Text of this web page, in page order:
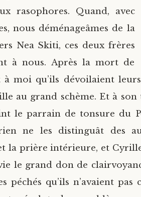
rasophores. Quand, avec
nous déménageâmes de la
Nea Skiti, ces deux frères
à nous. Après la mort de
à moi qu’ils dévoilaient
au grand schème. Et à son
le parrain de tonsure du
rien ne les distinguât des
la prière intérieure, et
le grand don de
péchés qu’ils n’avaient pas